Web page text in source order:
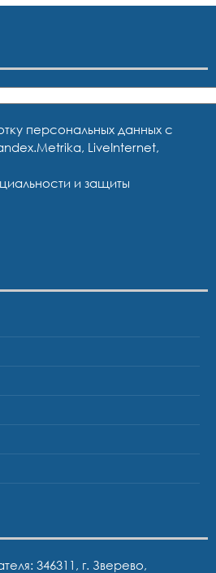
персональных данных с
LiveInternet,
и защиты
346311, г. Зверево,